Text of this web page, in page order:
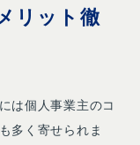
リット徹
は個人事業主のコ
多く寄せられま